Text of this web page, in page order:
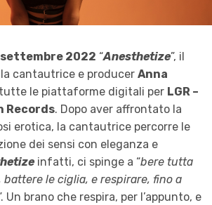
2022 “Anesthetize”, il
cantautrice e producer Anna
le piattaforme digitali per LGR –
Records. Dopo aver affrontato la
erotica, la cantautrice percorre le
dei sensi con eleganza e
infatti, ci spinge a “bere tutta
battere le ciglia, e respirare, fino a
Un brano che respira, per l’appunto, e